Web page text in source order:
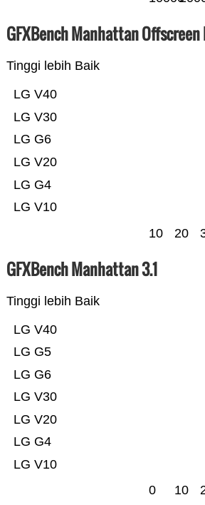
GFXBench Manhattan Offscreen
Tinggi lebih Baik
LG V10
LG G4
LG V20
LG G6
LG V30
LG V40
10 20
GFXBench Manhattan 3.1
Tinggi lebih Baik
LG V10
LG G4
LG V20
LG V30
LG G6
LG G5
LG V40
0 10